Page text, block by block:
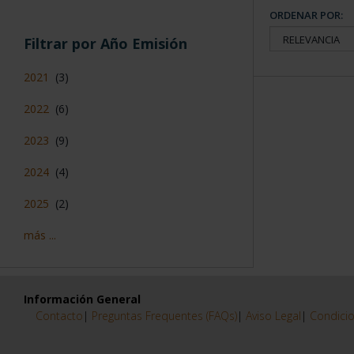
Filtrar por Año Emisión
2021 (3)
2022 (6)
2023 (9)
2024 (4)
2025 (2)
más ...
ORDENAR POR:
Información General
Contacto | Preguntas Frequentes (FAQs)| Aviso Legal |